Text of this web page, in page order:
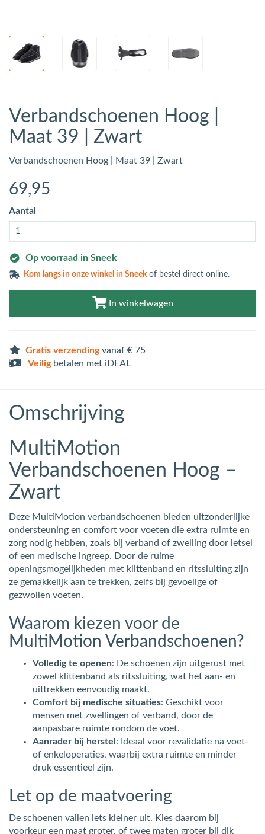
Verbandschoenen Hoog |
Maat 39 | Zwart
Verbandschoenen Hoog | Maat 39 | Zwart
69,95
Aantal
Op voorraad in Sneek
Kom langs inonze winkel in Sneek of bestel direct online.
In winkelwagen
Gratis verzendingvanaf € 75
Veiligbetalen met iDEAL
Omschrijving
MultiMotion
Verbandschoenen Hoog –
Zwart
Deze MultiMotion verbandschoenen bieden uitzonderlijke
ondersteuning en comfort voor voeten die extra ruimte en
zorg nodig hebben, zoals bij verband of zwelling door letsel
of een medische ingreep. Door de ruime
openingsmogelijkheden met klittenband en ritssluiting zijn
ze gemakkelijk aan te trekken, zelfs bij gevoelige of
gezwollen voeten.
Waarom kiezen voor de
MultiMotion Verbandschoenen?
Volledig te openen: De schoenen zijn uitgerust met
zowel klittenband als ritssluiting, wat het aan- en
uittrekken eenvoudig maakt.
Comfort bij medische situaties: Geschikt voor
mensen met zwellingen of verband, door de
aanpasbare ruimte rondom de voet.
Aanrader bij herstel: Ideaal voor revalidatie na voet-
of enkeloperaties, waarbij extra ruimte en minder
druk essentieel zijn.
Let op de maatvoering
De schoenen vallen iets kleiner uit. Kies daarom bij
voorkeur een maat groter, of twee maten groter bij dik